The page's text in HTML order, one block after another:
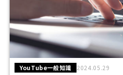
YouTube一般知識 2024.05.29